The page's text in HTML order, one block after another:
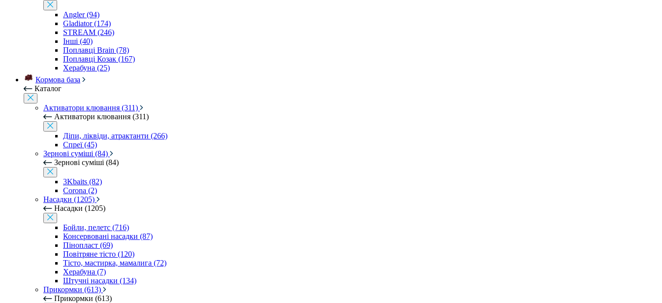
Angler (94)
Gladiator (174)
STREAM (246)
Інші (40)
Поплавці Brain (78)
Поплавці Козак (167)
Херабуна (25)
Кормова база
Каталог
Активатори клювання (311)
Активатори клювання (311)
Діпи, ліквіди, атрактанти (266)
Спреї (45)
Зернові суміші (84)
Зернові суміші (84)
3Kbaits (82)
Corona (2)
Насадки (1205)
Насадки (1205)
Бойли, пелетс (716)
Консервовані насадки (87)
Пінопласт (69)
Повітряне тісто (120)
Тісто, мастирка, мамалига (72)
Херабуна (7)
Штучні насадки (134)
Прикормки (613)
Прикормки (613)